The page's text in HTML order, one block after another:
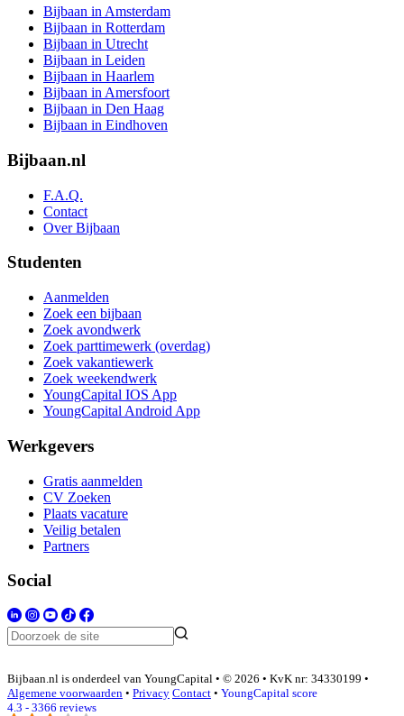
Bijbaan in Amsterdam
Bijbaan in Rotterdam
Bijbaan in Utrecht
Bijbaan in Leiden
Bijbaan in Haarlem
Bijbaan in Amersfoort
Bijbaan in Den Haag
Bijbaan in Eindhoven
Bijbaan.nl
F.A.Q.
Contact
Over Bijbaan
Studenten
Aanmelden
Zoek een bijbaan
Zoek avondwerk
Zoek parttimewerk (overdag)
Zoek vakantiewerk
Zoek weekendwerk
YoungCapital IOS App
YoungCapital Android App
Werkgevers
Gratis aanmelden
CV Zoeken
Plaats vacature
Veilig betalen
Partners
Social
Bijbaan.nl is onderdeel van YoungCapital • © 2026 • KvK nr: 34330199 •
Algemene voorwaarden • Privacy Contact • YoungCapital score
4.3 - 3366 reviews